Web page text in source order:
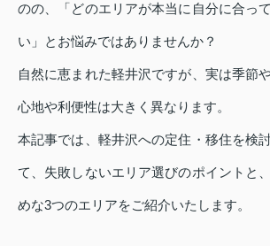
のの、「どのエリアが本当に自分に合っ
い」とお悩みではありませんか？
自然に恵まれた軽井沢ですが、実は季節
心地や利便性は大きく異なります。
本記事では、軽井沢への定住・移住を検
て、失敗しないエリア選びのポイントと
めな3つのエリアをご紹介いたします。